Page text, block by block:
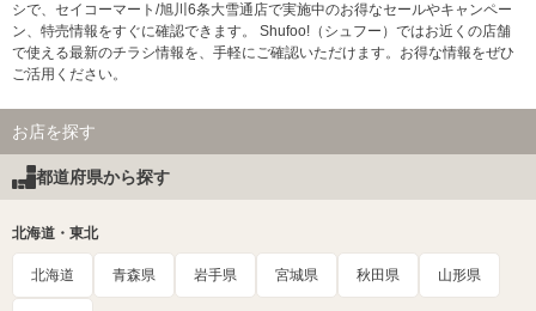
シで、セイコーマート/旭川6条大雪通店で実施中のお得なセールやキャンペー
ン、特売情報をすぐに確認できます。 Shufoo!（シュフー）ではお近くの店舗
で使える最新のチラシ情報を、手軽にご確認いただけます。お得な情報をぜひ
ご活用ください。
お店を探す
都道府県から探す
北海道・東北
北海道 青森県 岩手県 宮城県 秋田県 山形県